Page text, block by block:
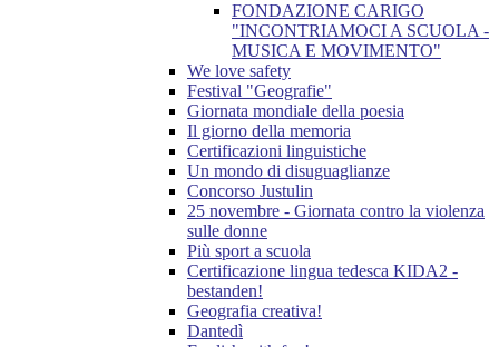
FONDAZIONE CARIGO
"INCONTRIAMOCI A SCUOLA -
MUSICA E MOVIMENTO"
We love safety
Festival "Geografie"
Giornata mondiale della poesia
Il giorno della memoria
Certificazioni linguistiche
Un mondo di disuguaglianze
Concorso Justulin
25 novembre - Giornata contro la violenza
sulle donne
Più sport a scuola
Certificazione lingua tedesca KIDA2 -
bestanden!
Geografia creativa!
Dantedì